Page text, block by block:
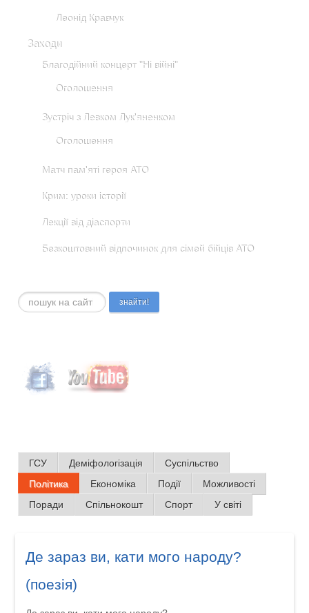
Леонід Кравчук
Заходи
Благодійний концерт "Ні війні"
Оголошення
Зустріч з Левком Лук'яненком
Оголошення
Матч пам'яті героя АТО
Крим: уроки історії
Лекції від діаспорти
Безкоштовний відпочинок для сімей бійців АТО
Пошук... знайти!
ГСУ Деміфологізація
Суспільство
Політика
Економіка Події
Можливості
Поради
Спільнокошт Спорт У світі
Де зараз ви, кати мого народу?
(поезія)